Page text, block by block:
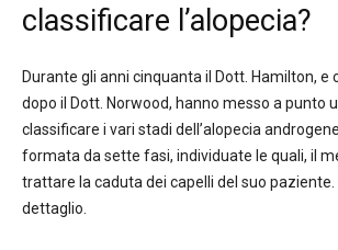
classificare l’alopecia?
Durante gli anni cinquanta il Dott. Hamilton, e
dopo il Dott. Norwood, hanno messo a punto
classificare i vari stadi dell’alopecia
formata da sette fasi, individuate le quali, il
trattare la caduta dei capelli del suo paziente.
dettaglio.